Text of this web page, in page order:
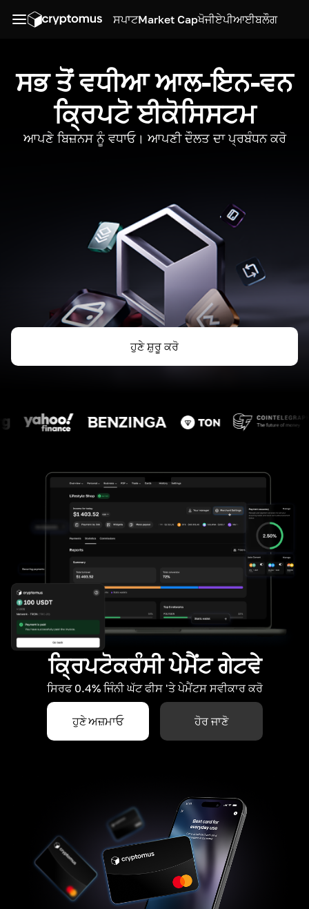
ਸਪਾਟMarket Capਖੋਜੀਏਪੀਆਈਬਲੌਗ
ਸਭ ਤੋਂ ਵਧੀਆ ਆਲ-ਇਨ-ਵਨ
ਕ੍ਰਿਪਟੋ ਈਕੋਸਿਸਟਮ
ਆਪਣੇ ਬਿਜ਼ਨਸ ਨੂੰ ਵਧਾਓ। ਆਪਣੀ ਦੌਲਤ ਦਾ ਪ੍ਰਬੰਧਨ ਕਰੋ
ਹੁਣੇ ਸ਼ੁਰੂ ਕਰੋ
ਕ੍ਰਿਪਟੋਕਰੰਸੀ ਪੇਮੈਂਟ ਗੇਟਵੇ
ਸਿਰਫ 0.4% ਜਿੰਨੀ ਘੱਟ ਫੀਸ 'ਤੇ ਪੇਮੈਂਟਸ ਸਵੀਕਾਰ ਕਰੋ
ਹੁਣੇ ਅਜ਼ਮਾਓ ਹੋਰ ਜਾਣੋ